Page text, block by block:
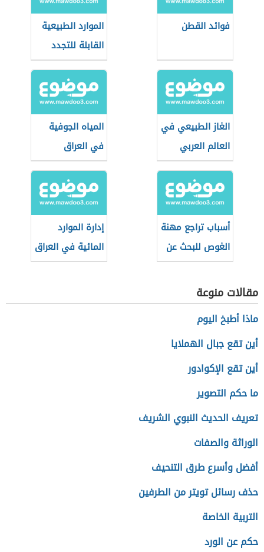
فوائد القطن
الموارد الطبيعية
القابلة للتجدد
الغاز الطبيعي في
العالم العربي
المياه الجوفية
في العراق
أسباب تراجع مهنة
الغوص للبحث عن
اللؤلؤ
إدارة الموارد
المائية في العراق
مقالات منوعة
ماذا أطبخ اليوم
أين تقع جبال الهملايا
أين تقع الإكوادور
ما حكم التصوير
تعريف الحديث النبوي الشريف
الوراثة والصفات
أفضل وأسرع طرق التنحيف
حذف رسائل تويتر من الطرفين
التربية الخاصة
حكم عن الورد